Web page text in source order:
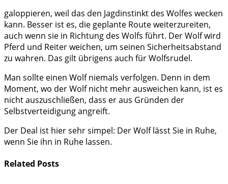
galoppieren, weil das den Jagdinstinkt des Wolfes wecken
kann. Besser ist es, die geplante Route weiterzureiten,
auch wenn sie in Richtung des Wolfs führt. Der Wolf wird
Pferd und Reiter weichen, um seinen Sicherheitsabstand
zu wahren. Das gilt übrigens auch für Wolfsrudel.
Man sollte einen Wolf niemals verfolgen. Denn in dem
Moment, wo der Wolf nicht mehr ausweichen kann, ist es
nicht auszuschließen, dass er aus Gründen der
Selbstverteidigung angreift.
Der Deal ist hier sehr simpel: Der Wolf lässt Sie in Ruhe,
wenn Sie ihn in Ruhe lassen.
Related Posts